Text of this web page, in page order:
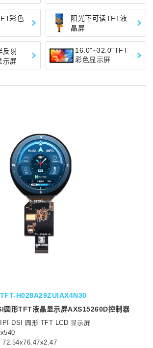
彩色
阳光下可读TFT液
晶屏
反射
示屏
16.0"~32.0"TFT
彩色显示屏
TFT-H028A29ZUIAX4N30
圆形TFT液晶显示屏AXS15260D控制器
DSI 圆形 TFT LCD 显示屏